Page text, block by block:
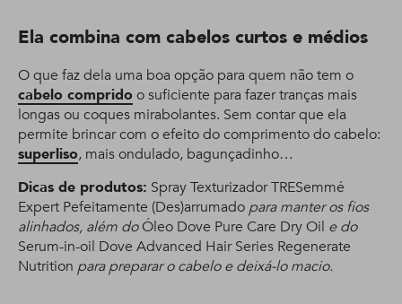
Ela combina com cabelos curtos e médios
O que faz dela uma boa opção para quem não tem o
cabelo comprido o suficiente para fazer tranças mais
longas ou coques mirabolantes. Sem contar que ela
permite brincar com o efeito do comprimento do cabelo:
superliso, mais ondulado, bagunçadinho…
Dicas de produtos: Spray Texturizador TRESemmé
Expert Pefeitamente (Des)arrumado para manter os fios
alinhados, além doÓleo Dove Pure Care Dry Oil e do
Serum-in-oil Dove Advanced Hair Series Regenerate
Nutrition para preparar o cabelo e deixá-lo macio.